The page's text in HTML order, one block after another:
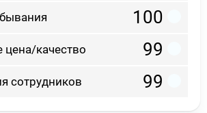
100
качество 99
сотрудников 99